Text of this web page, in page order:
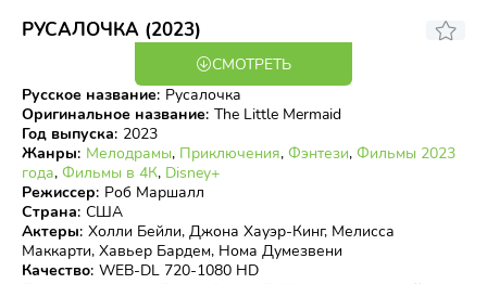
РУСАЛОЧКА (2023)
5.57
СМОТРЕТЬ
Русское название: Русалочка
Оригинальное название: The Little Mermaid
Год выпуска: 2023
Жанры: Мелодрамы, Приключения, Фэнтези, Фильмы 2023
года, Фильмы в 4К, Disney+
Режиссер: Роб Маршалл
Страна: США
Актеры: Холли Бейли, Джона Хауэр-Кинг, Мелисса
Маккарти, Хавьер Бардем, Нома Думезвени
Качество: WEB-DL 720-1080 HD